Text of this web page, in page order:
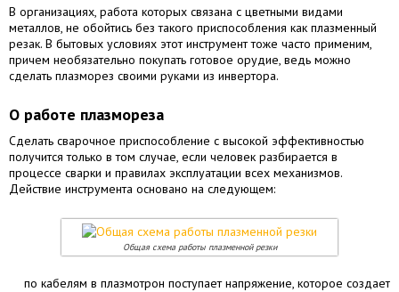
В организациях, работа которых связана с цветными видами
металлов, не обойтись без такого приспособления как плазменный
резак. В бытовых условиях этот инструмент тоже часто применим,
причем необязательно покупать готовое орудие, ведь можно
сделать плазморез своими руками из инвертора.
О работе плазмореза
Сделать сварочное приспособление с высокой эффективностью
получится только в том случае, если человек разбирается в
процессе сварки и правилах эксплуатации всех механизмов.
Действие инструмента основано на следующем:
Общая схема работы плазменной резки
по кабелям в плазмотрон поступает напряжение, которое создает